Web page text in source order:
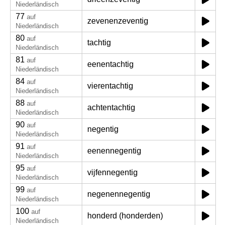
Niederländisch
77 auf
Niederländisch
zevenenzeventig
80 auf
Niederländisch
tachtig
81 auf
Niederländisch
eenentachtig
84 auf
Niederländisch
vierentachtig
88 auf
Niederländisch
achtentachtig
90 auf
Niederländisch
negentig
91 auf
Niederländisch
eenennegentig
95 auf
Niederländisch
vijfennegentig
99 auf
Niederländisch
negenennegentig
100 auf
Niederländisch
honderd (honderden)